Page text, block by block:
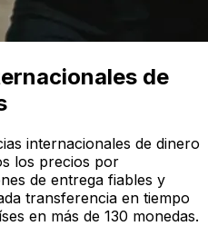
de
internacionales de dinero
los precios por
de entrega fiables y
transferencia en tiempo
en más de 130 monedas.